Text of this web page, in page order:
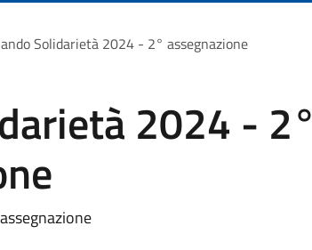
Solidarietà 2024 - 2° assegnazione
2024 - 2°